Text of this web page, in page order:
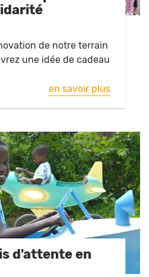
de notre terrain
une idée de cadeau
en savoir plus
d'attente en